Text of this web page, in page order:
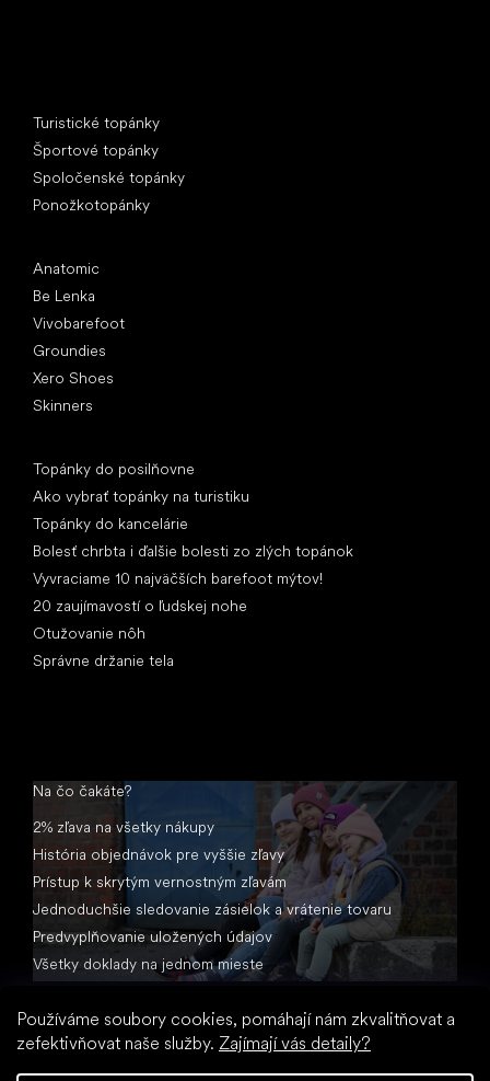
Používáme soubory cookies, pomáhají nám zkvalitňovat a
zefektivňovat naše služby. Zajímají vás detaily?
Turistické topánky
Športové topánky
Spoločenské topánky
Ponožkotopánky
Anatomic
Be Lenka
Vivobarefoot
Groundies
Xero Shoes
Skinners
Topánky do posilňovne
Ako vybrať topánky na turistiku
Topánky do kancelárie
Bolesť chrbta i ďalšie bolesti zo zlých topánok
Vyvraciame 10 najväčších barefoot mýtov!
20 zaujímavostí o ľudskej nohe
Otužovanie nôh
Správne držanie tela
Na čo čakáte?
2% zľava na všetky nákupy
História objednávok pre vyššie zľavy
Prístup k skrytým vernostným zľavám
Jednoduchšie sledovanie zásielok a vrátenie tovaru
Predvyplňovanie uložených údajov
Všetky doklady na jednom mieste